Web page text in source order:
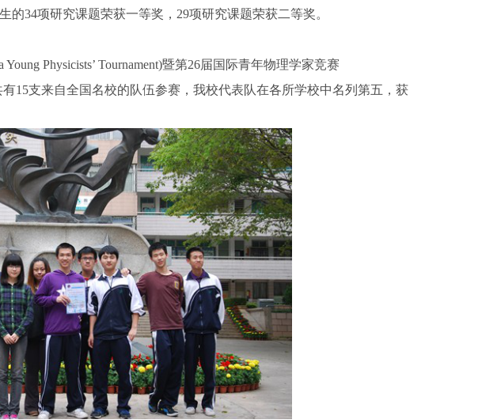
的34项研究课题荣获一等奖，29项研究课题荣获二等奖。
Physicists’ Tournament)暨第26届国际青年物理学家竞赛
有15支来自全国名校的队伍参赛，我校代表队在各所学校中名列第五，获